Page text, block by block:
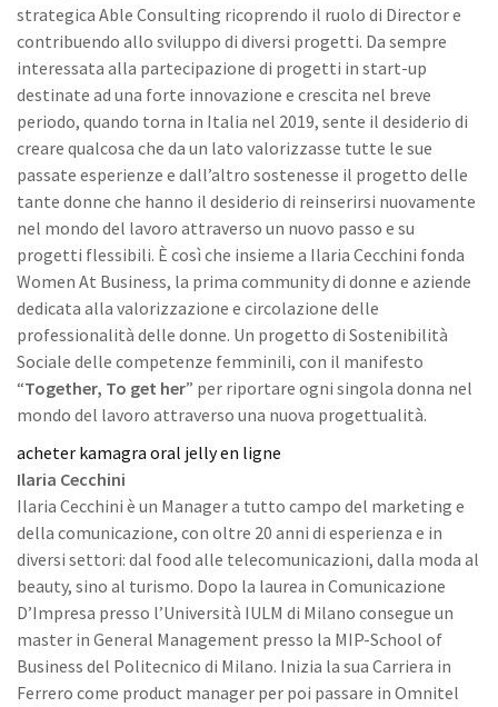
strategica Able Consulting ricoprendo il ruolo di Director e
contribuendo allo sviluppo di diversi progetti. Da sempre
interessata alla partecipazione di progetti in start-up
destinate ad una forte innovazione e crescita nel breve
periodo, quando torna in Italia nel 2019, sente il desiderio di
creare qualcosa che da un lato valorizzasse tutte le sue
passate esperienze e dall’altro sostenesse il progetto delle
tante donne che hanno il desiderio di reinserirsi nuovamente
nel mondo del lavoro attraverso un nuovo passo e su
progetti flessibili. È così che insieme a Ilaria Cecchini fonda
Women At Business, la prima community di donne e aziende
dedicata alla valorizzazione e circolazione delle
professionalità delle donne. Un progetto di Sostenibilità
Sociale delle competenze femminili, con il manifesto
“Together, To get her” per riportare ogni singola donna nel
mondo del lavoro attraverso una nuova progettualità.
acheter kamagra oral jelly en ligne
Ilaria Cecchini
Ilaria Cecchini è un Manager a tutto campo del marketing e
della comunicazione, con oltre 20 anni di esperienza e in
diversi settori: dal food alle telecomunicazioni, dalla moda al
beauty, sino al turismo. Dopo la laurea in Comunicazione
D’Impresa presso l’Università IULM di Milano consegue un
master in General Management presso la MIP-School of
Business del Politecnico di Milano. Inizia la sua Carriera in
Ferrero come product manager per poi passare in Omnitel